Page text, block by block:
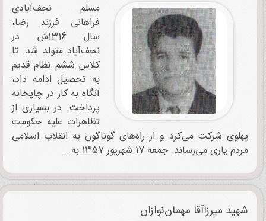
مسلم نجف‌آبادی
فراهانی فرزند رضا،
سال 1316ش در
نجف‌آباد متولد شد. تا
کلاس ششم نظام قدیم
به تحصیل ادامه داد،
آنگاه به کار در چاپخانه
پرداخت. در بسیاری از
تظاهرات علیه حکومت
پهلوی شرکت می‌کرد و از راه‌های گوناگون به انقلاب اسلامی
مردم یاری می‌رساند. جمعه 17 شهریور 1357 به...
شهید میرزاآقا مهمان‌نوازان